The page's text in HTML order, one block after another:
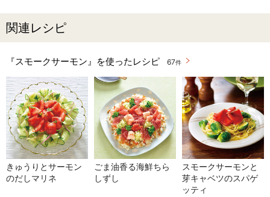
関連レシピ
『スモークサーモン』を使ったレシピ 67件
きゅうりとサーモン
のだしマリネ
ごま油香る海鮮ちら
しずし
スモークサーモンと
芽キャベツのスパゲ
ッティ